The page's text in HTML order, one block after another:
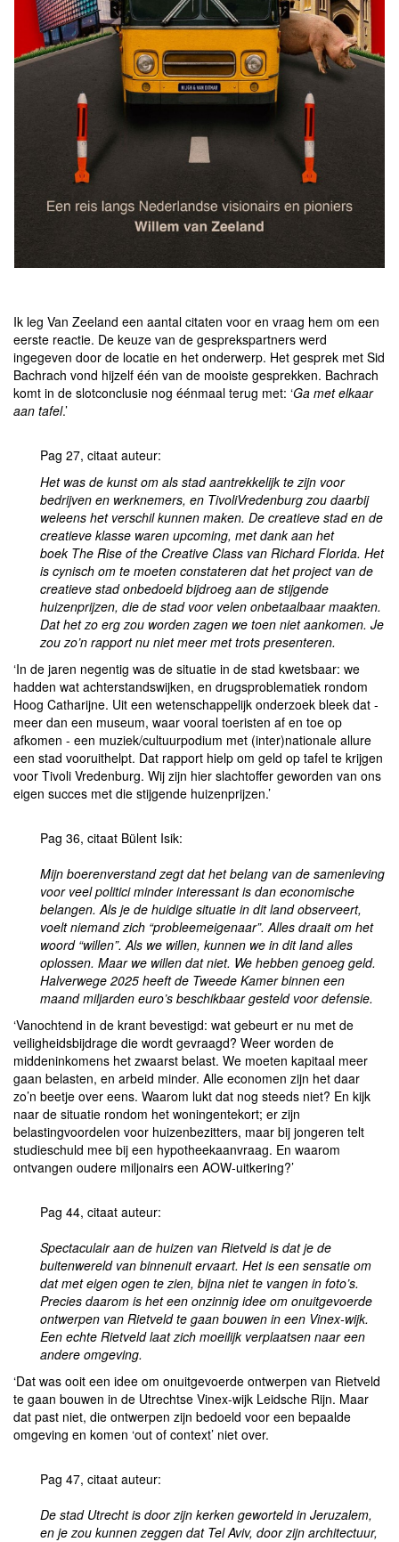
Ik leg Van Zeeland een aantal citaten voor en vraag hem om een
eerste reactie. De keuze van de gesprekspartners werd
ingegeven door de locatie en het onderwerp. Het gesprek met Sid
Bachrach vond hijzelf één van de mooiste gesprekken. Bachrach
komt in de slotconclusie nog éénmaal terug met: ‘Ga met elkaar
aan tafel.’
Pag 27, citaat auteur:
Het was de kunst om als stad aantrekkelijk te zijn voor
bedrijven en werknemers, en TivoliVredenburg zou daarbij
weleens het verschil kunnen maken. De creatieve stad en de
creatieve klasse waren upcoming, met dank aan het
boek The Rise of the Creative Class van Richard Florida. Het
is cynisch om te moeten constateren dat het project van de
creatieve stad onbedoeld bijdroeg aan de stijgende
huizenprijzen, die de stad voor velen onbetaalbaar maakten.
Dat het zo erg zou worden zagen we toen niet aankomen. Je
zou zo’n rapport nu niet meer met trots presenteren.
‘In de jaren negentig was de situatie in de stad kwetsbaar: we
hadden wat achterstandswijken, en drugsproblematiek rondom
Hoog Catharijne. Uit een wetenschappelijk onderzoek bleek dat -
meer dan een museum, waar vooral toeristen af en toe op
afkomen - een muziek/cultuurpodium met (inter)nationale allure
een stad vooruithelpt. Dat rapport hielp om geld op tafel te krijgen
voor Tivoli Vredenburg. Wij zijn hier slachtoffer geworden van ons
eigen succes met die stijgende huizenprijzen.’
Pag 36, citaat Bülent Isik:
Mijn boerenverstand zegt dat het belang van de samenleving
voor veel politici minder interessant is dan economische
belangen. Als je de huidige situatie in dit land observeert,
voelt niemand zich “probleemeigenaar”. Alles draait om het
woord “willen”. Als we willen, kunnen we in dit land alles
oplossen. Maar we willen dat niet. We hebben genoeg geld.
Halverwege 2025 heeft de Tweede Kamer binnen een
maand miljarden euro’s beschikbaar gesteld voor defensie.
‘Vanochtend in de krant bevestigd: wat gebeurt er nu met de
veiligheidsbijdrage die wordt gevraagd? Weer worden de
middeninkomens het zwaarst belast. We moeten kapitaal meer
gaan belasten, en arbeid minder. Alle economen zijn het daar
zo’n beetje over eens. Waarom lukt dat nog steeds niet? En kijk
naar de situatie rondom het woningentekort; er zijn
belastingvoordelen voor huizenbezitters, maar bij jongeren telt
studieschuld mee bij een hypotheekaanvraag. En waarom
ontvangen oudere miljonairs een AOW-uitkering?’
Pag 44, citaat auteur:
Spectaculair aan de huizen van Rietveld is dat je de
buitenwereld van binnenuit ervaart. Het is een sensatie om
dat met eigen ogen te zien, bijna niet te vangen in foto’s.
Precies daarom is het een onzinnig idee om onuitgevoerde
ontwerpen van Rietveld te gaan bouwen in een Vinex-wijk.
Een echte Rietveld laat zich moeilijk verplaatsen naar een
andere omgeving.
‘Dat was ooit een idee om onuitgevoerde ontwerpen van Rietveld
te gaan bouwen in de Utrechtse Vinex-wijk Leidsche Rijn. Maar
dat past niet, die ontwerpen zijn bedoeld voor een bepaalde
omgeving en komen ‘out of context’ niet over.
Pag 47, citaat auteur:
De stad Utrecht is door zijn kerken geworteld in Jeruzalem,
en je zou kunnen zeggen dat Tel Aviv, door zijn architectuur,